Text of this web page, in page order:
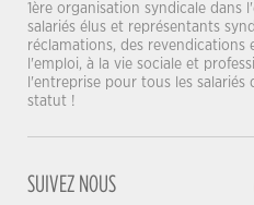
1ère organisation syndicale dans
salariés élus et représentants
réclamations, des revendications
l'emploi, à la vie sociale et
l'entreprise pour tous les
statut !
SUIVEZ NOUS